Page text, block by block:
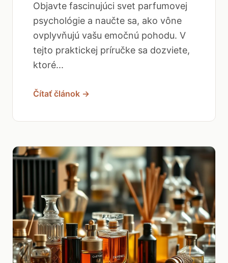
Objavte fascinujúci svet parfumovej
psychológie a naučte sa, ako vône
ovplyvňujú vašu emočnú pohodu. V
tejto praktickej príručke sa dozviete,
ktoré...
Čítať článok →